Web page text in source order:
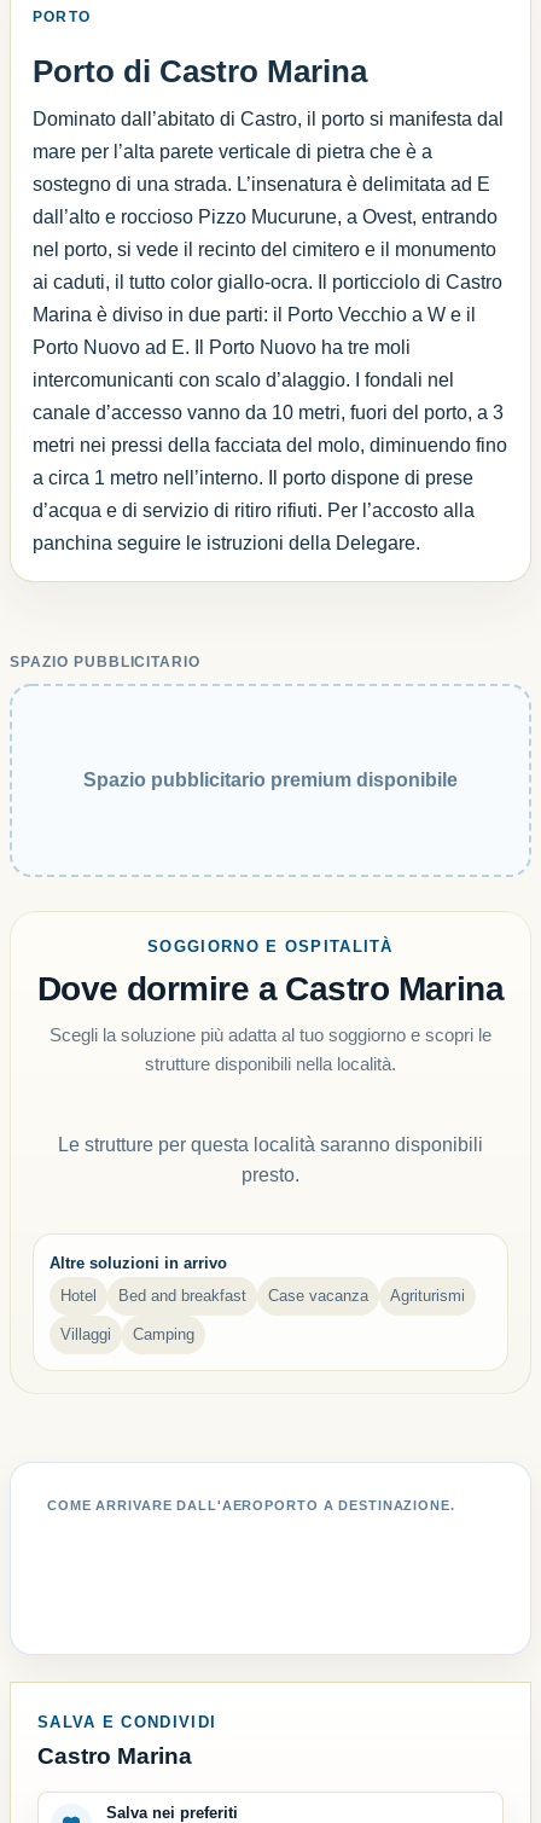
PORTO
Porto di Castro Marina
Dominato dall’abitato di Castro, il porto si manifesta dal
mare per l’alta parete verticale di pietra che è a
sostegno di una strada. L’insenatura è delimitata ad E
dall’alto e roccioso Pizzo Mucurune, a Ovest, entrando
nel porto, si vede il recinto del cimitero e il monumento
ai caduti, il tutto color giallo-ocra. Il porticciolo di Castro
Marina è diviso in due parti: il Porto Vecchio a W e il
Porto Nuovo ad E. Il Porto Nuovo ha tre moli
intercomunicanti con scalo d’alaggio. I fondali nel
canale d’accesso vanno da 10 metri, fuori del porto, a 3
metri nei pressi della facciata del molo, diminuendo fino
a circa 1 metro nell’interno. Il porto dispone di prese
d’acqua e di servizio di ritiro rifiuti. Per l’accosto alla
panchina seguire le istruzioni della Delegare.
SPAZIO PUBBLICITARIO
Spazio pubblicitario premium disponibile
SOGGIORNO E OSPITALITÀ
Dove dormire a Castro Marina
Scegli la soluzione più adatta al tuo soggiorno e scopri le
strutture disponibili nella località.
Le strutture per questa località saranno disponibili
presto.
Altre soluzioni in arrivo
Hotel
Bed and breakfast Case vacanza Agriturismi
Villaggi Camping
COME ARRIVARE DALL'AEROPORTO A DESTINAZIONE.
SALVA E CONDIVIDI
Castro Marina
Salva nei preferiti